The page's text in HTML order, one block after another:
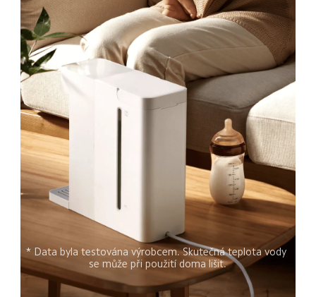
* Data byla testována výrobcem. Skutečná teplota vody
se může při použití doma lišit.